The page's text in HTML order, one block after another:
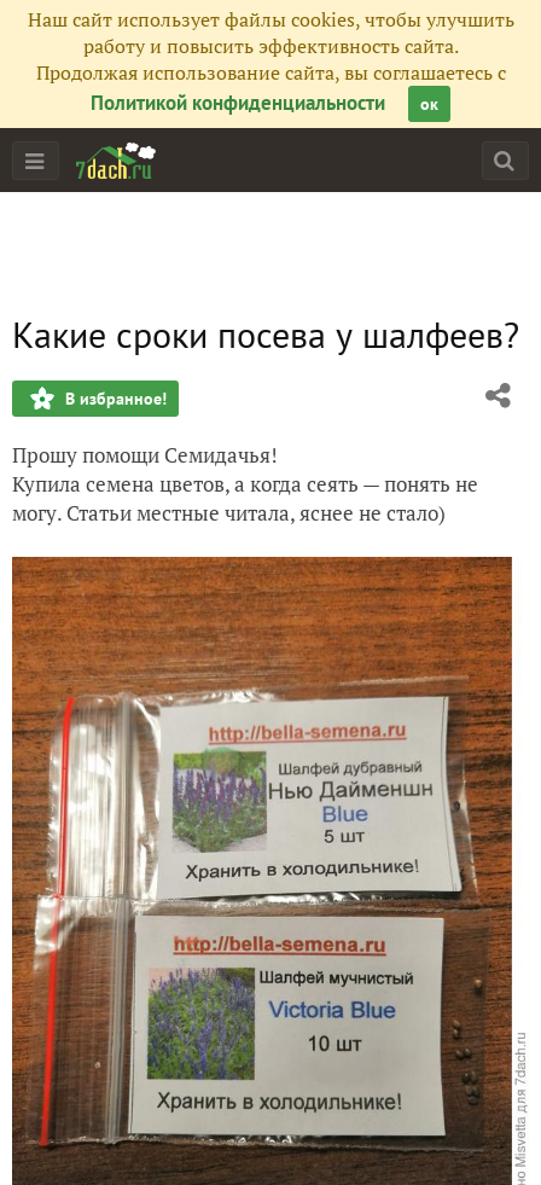
Наш сайт использует файлы cookies, чтобы улучшить
работу и повысить эффективность сайта.
Продолжая использование сайта, вы соглашаетесь с
Политикой конфиденциальности
ок
Какие сроки посева у шалфеев?
В избранное!
Прошу помощи Семидачья!
Купила семена цветов, а когда сеять — понять не
могу. Статьи местные читала, яснее не стало)